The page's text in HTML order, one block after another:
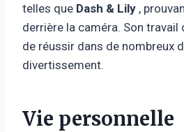
telles que Dash & Lily ,
derrière la caméra. Son travail
de réussir dans de nombreux
divertissement.
Vie personnelle